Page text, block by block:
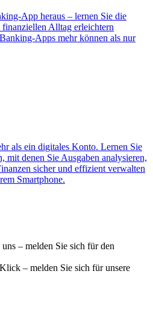
App heraus – lernen Sie die
Alltag erleichtern
Apps mehr können als nur
als ein digitales Konto. Lernen Sie
mit denen Sie Ausgaben analysieren,
sicher und effizient verwalten
Smartphone.
– melden Sie sich für den
– melden Sie sich für unsere